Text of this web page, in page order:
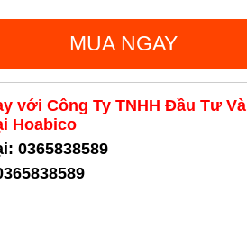
MUA NGAY
với Công Ty TNHH Đầu Tư Và
Hoabico
0365838589